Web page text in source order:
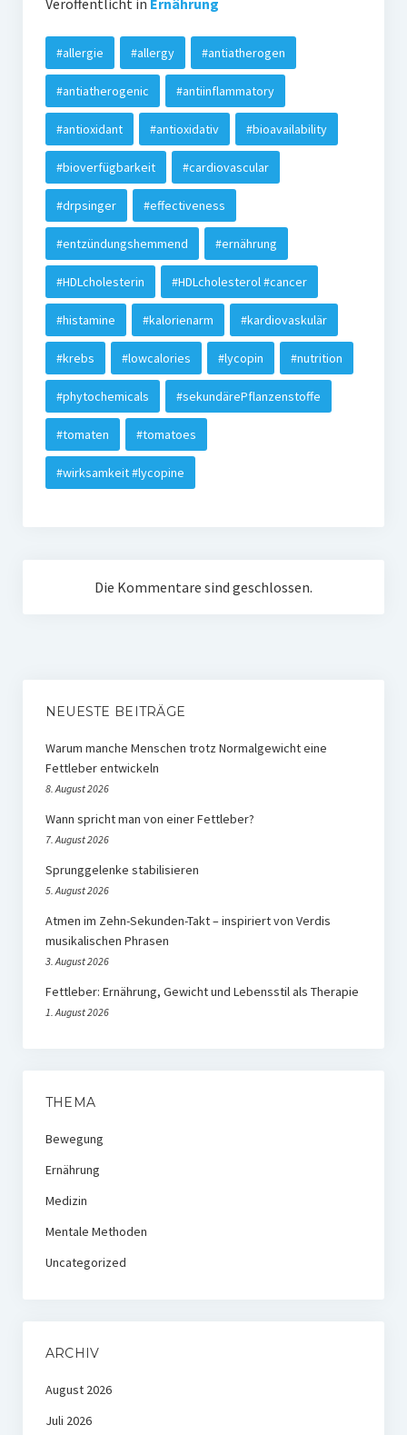
Veröffentlicht in Ernährung
#allergie #allergy #antiatherogen
#antiatherogenic #antiinflammatory
#antioxidant #antioxidativ #bioavailability
#bioverfügbarkeit #cardiovascular
#drpsinger #effectiveness
#entzündungshemmend #ernährung
#HDLcholesterin #HDLcholesterol #cancer
#histamine #kalorienarm #kardiovaskulär
#krebs #lowcalories #lycopin #nutrition
#phytochemicals #sekundärePflanzenstoffe
#tomaten #tomatoes
#wirksamkeit #lycopine
Die Kommentare sind geschlossen.
NEUESTE BEITRÄGE
Warum manche Menschen trotz Normalgewicht eine
Fettleber entwickeln
8. August 2026
Wann spricht man von einer Fettleber?
7. August 2026
Sprunggelenke stabilisieren
5. August 2026
Atmen im Zehn-Sekunden-Takt – inspiriert von Verdis
musikalischen Phrasen
3. August 2026
Fettleber: Ernährung, Gewicht und Lebensstil als Therapie
1. August 2026
THEMA
Bewegung
Ernährung
Medizin
Mentale Methoden
Uncategorized
ARCHIV
August 2026
Juli 2026